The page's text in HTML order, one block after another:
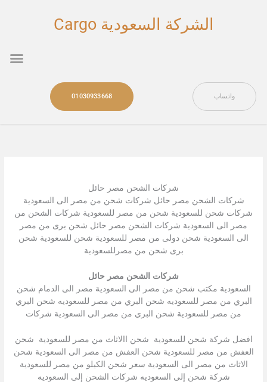
الشركة السعودية Cargo
واتساب 01030933668
شركات الشحن مصر حائل
شركات الشحن مصر حائل شركات شحن من مصر الى السعودية
شركات شحن للسعودية شحن من مصر للسعودية شركات الشحن من
مصر الى السعودية شركات الشحن مصر حائل شحن برى من مصر
الى السعودية شحن دولى من مصر للسعودية شحن للسعودية شحن
برى شحن من مصرللسعودية
شركات الشحن مصر حائل
السعودية مكتب شحن من مصر الى السعودية مصر الى الدمام شحن
البري من مصر للسعوديه شحن البري من مصر للسعوديه شحن البري
من مصر للسعودية شحن البري من مصر الى السعودية شركات
افضل شركة شحن للسعودية شحن االاثاث من مصر للسعودية شحن
العفش من مصر للسعودية شحن العفش من مصر الى السعودية شحن
الاثاث من مصر الى السعودية سعر شحن الكيلو من مصر للسعودية
شركة شحن إلى السعوديه شركات الشحن إلى السعوديه